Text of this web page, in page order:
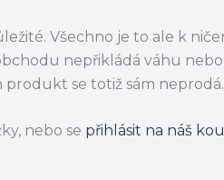
Všechno je to ale k
nepřikládá váhu
produkt se totiž sám neprodá.
nebo se přihlásit na náš